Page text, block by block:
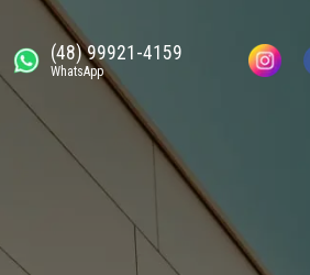
(48) 99921-4159
WhatsApp